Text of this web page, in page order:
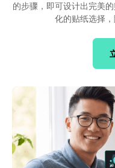
的步骤，即可设计出完美
化的贴纸选择，